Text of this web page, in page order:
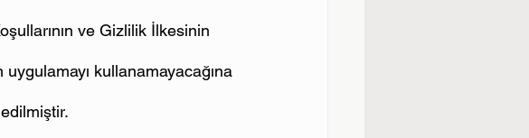
ve Gizlilik İlkesinin
uygulamayı kullanamayacağına